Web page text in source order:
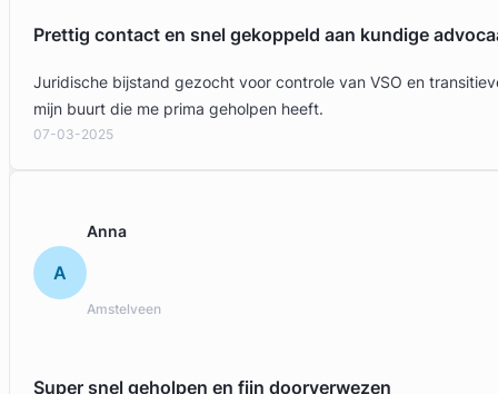
Prettig contact en snel gekoppeld aan kundige
Juridische bijstand gezocht voor controle van VSO en
mijn buurt die me prima geholpen heeft.
07-03-2025
A
Anna
Amstelveen
Super snel geholpen en fijn doorverwezen